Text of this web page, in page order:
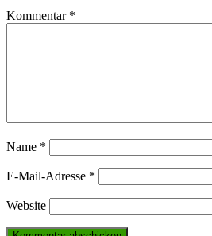
Kommentar *
Name *
E-Mail-Adresse *
Website